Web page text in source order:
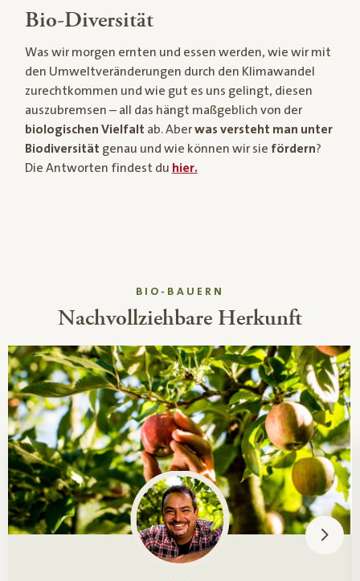
Bio-Diversität
Was wir morgen ernten und essen werden, wie wir mit
den Umweltveränderungen durch den Klimawandel
zurechtkommen und wie gut es uns gelingt, diesen
auszubremsen – all das hängt maßgeblich von der
biologischen Vielfalt ab. Aberwas versteht man unter
Biodiversität genau und wie können wir sie fördern?
Die Antworten findest du hier.
BIO-BAUERN
Nachvollziehbare Herkunft